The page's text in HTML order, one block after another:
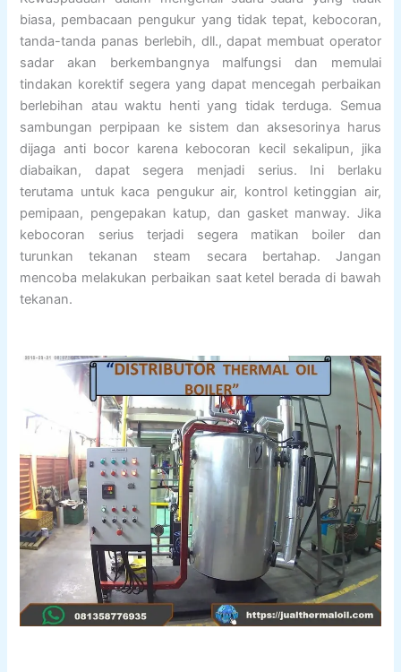
biasa, pembacaan pengukur yang tidak tepat, kebocoran,
tanda-tanda panas berlebih, dll., dapat membuat operator
sadar akan berkembangnya malfungsi dan memulai
tindakan korektif segera yang dapat mencegah perbaikan
berlebihan atau waktu henti yang tidak terduga. Semua
sambungan perpipaan ke sistem dan aksesorinya harus
dijaga anti bocor karena kebocoran kecil sekalipun, jika
diabaikan, dapat segera menjadi serius. Ini berlaku
terutama untuk kaca pengukur air, kontrol ketinggian air,
pemipaan, pengepakan katup, dan gasket manway. Jika
kebocoran serius terjadi segera matikan boiler dan
turunkan tekanan steam secara bertahap. Jangan
mencoba melakukan perbaikan saat ketel berada di bawah
tekanan.